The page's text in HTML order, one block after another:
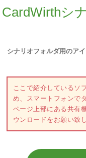
CardWirthシ
シナリオフォルダ用のア
ここで紹介しているソ
め、スマートフォンで
ページ上部にある共有
ウンロードをお願い致